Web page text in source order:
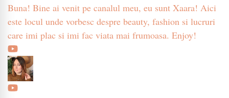
Buna! Bine ai venit pe canalul meu, eu sunt Xaara! Aici
este locul unde vorbesc despre beauty, fashion si lucruri
care imi plac si imi fac viata mai frumoasa. Enjoy!